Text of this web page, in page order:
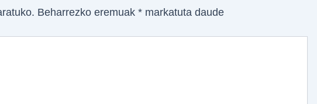
Beharrezko eremuak *markatuta daude